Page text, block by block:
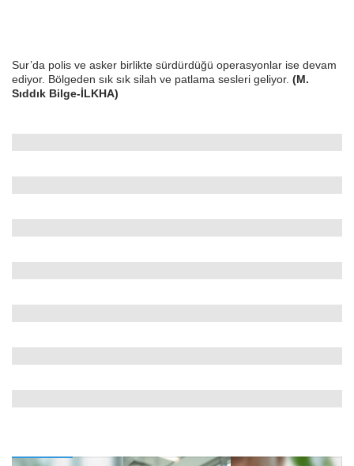
Sur’da polis ve asker birlikte sürdürdüğü operasyonlar ise devam
ediyor. Bölgeden sık sık silah ve patlama sesleri geliyor. (M.
Sıddık Bilge-İLKHA)